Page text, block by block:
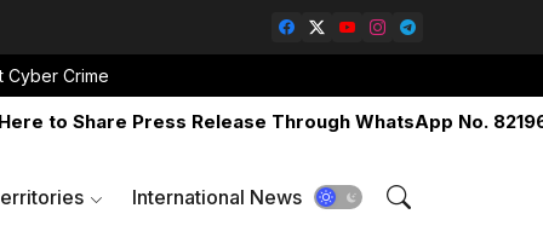
Cyber Crime
Share Press Release Through WhatsApp No. 82196-
International News